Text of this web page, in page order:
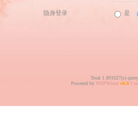
隐身登录 是
Total 1.891627(s)
Powered by PHPWind v6.0